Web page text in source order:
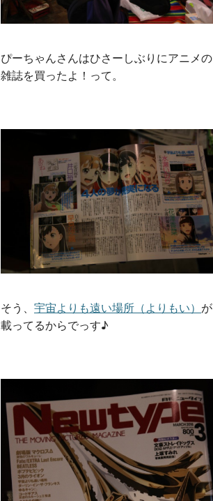
ぴーちゃんさんはひさーしぶりにアニメの
雑誌を買ったよ！って。
そう、 宇宙よりも遠い場所（よりもい） が
載ってるからでっす♪